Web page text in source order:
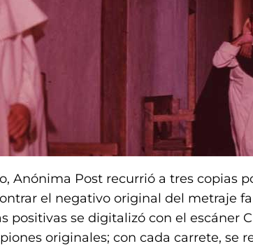
Anónima Post recurrió a tres copias
el negativo original del metraje
positivas se digitalizó con el escáner
originales; con cada carrete, se